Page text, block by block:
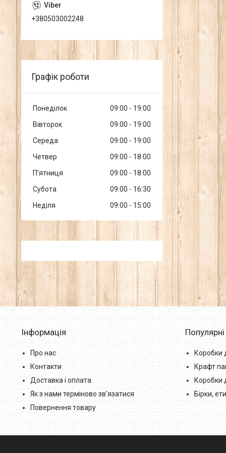
+380503002248
Графік роботи
Понеділок 09:00
19:00
Вівторок
09:00
19:00
Середа
09:00
19:00
Четвер
09:00
18:00
Пʼятниця
09:00
18:00
Субота
09:00
16:30
Неділя
09:00 15:00
Інформація
Про нас
Контакти
Доставка і оплата
Як з нами терміново зв'язатися
Повернення товару
Коробки
Крафт
Коробки
Бірки,